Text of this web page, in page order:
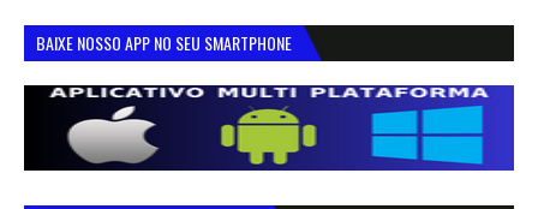
BAIXE NOSSO APP NO SEU SMARTPHONE